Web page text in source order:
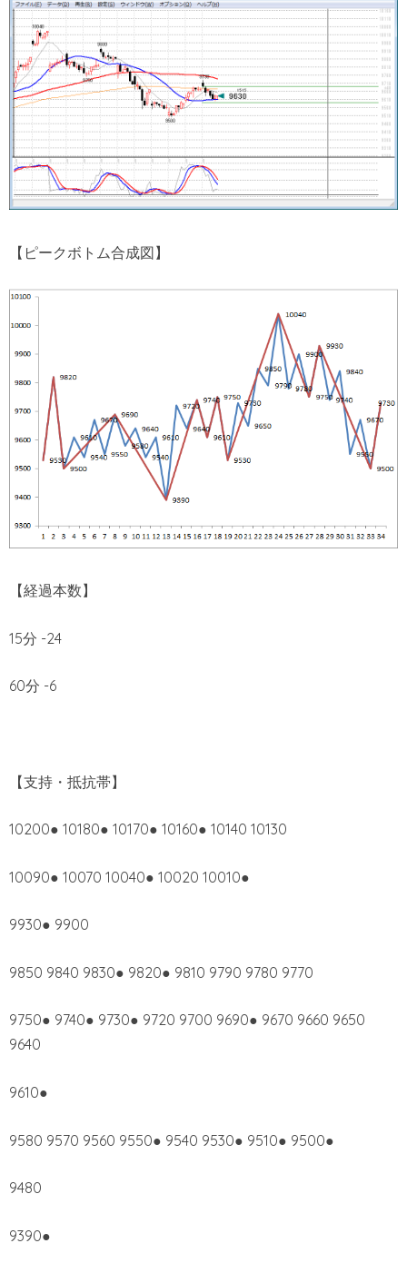
【ピークボトム合成図】
【経過本数】
15分 -24
60分 -6
【支持・抵抗帯】
10200● 10180● 10170● 10160● 10140 10130
10090● 10070 10040● 10020 10010●
9930● 9900
9850 9840 9830● 9820● 9810 9790 9780 9770
9750● 9740● 9730● 9720 9700 9690● 9670 9660 9650
9640
9610●
9580 9570 9560 9550● 9540 9530● 9510● 9500●
9480
9390●